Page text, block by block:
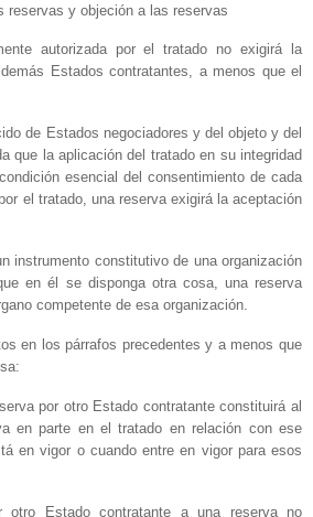
reservas y objeción a las reservas
autorizada por el tratado no exigirá la
Estados contratantes, a menos que el
de Estados negociadores y del objeto y del
que la aplicación del tratado en su integridad
esencial del consentimiento de cada
el tratado, una reserva exigirá la aceptación
instrumento constitutivo de una organización
en él se disponga otra cosa, una reserva
competente de esa organización.
en los párrafos precedentes y a menos que
por otro Estado contratante constituirá al
en parte en el tratado en relación con ese
en vigor o cuando entre en vigor para esos
otro Estado contratante a una reserva no